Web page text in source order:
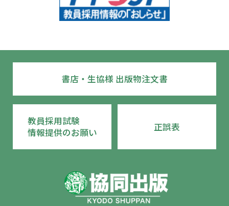
書店・生協様 出版物注文書
教員採用試験
情報提供のお願い
正誤表